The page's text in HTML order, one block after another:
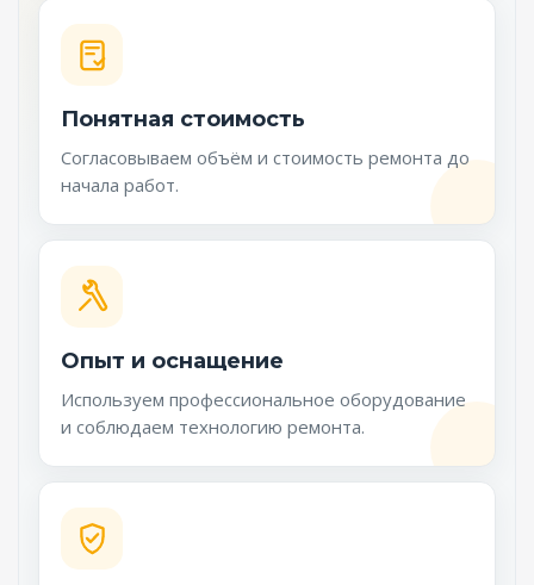
Понятная стоимость
Согласовываем объём и стоимость ремонта до
начала работ.
Опыт и оснащение
Используем профессиональное оборудование
и соблюдаем технологию ремонта.